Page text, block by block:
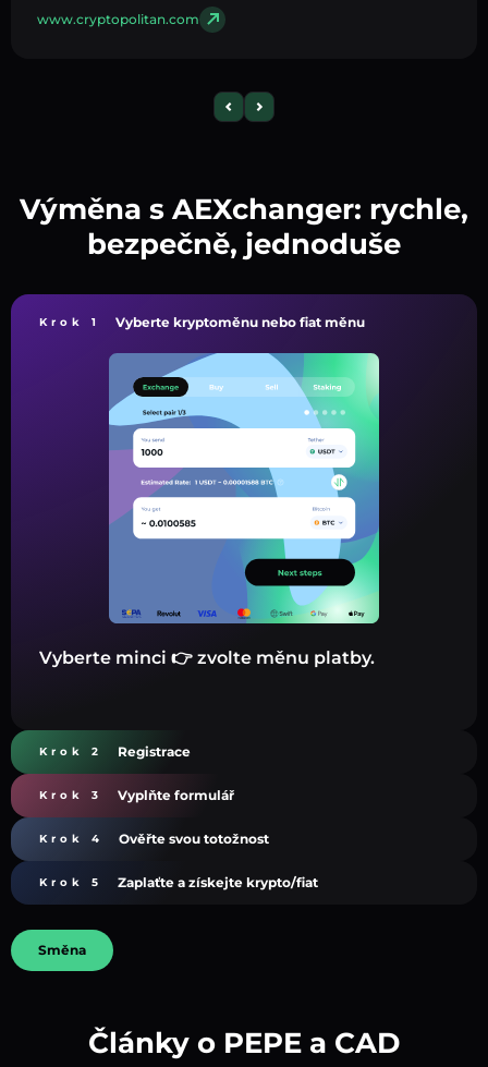
www.cryptopolitan.com
Výměna s AEXchanger: rychle,
bezpečně, jednoduše
Krok 1 Vyberte kryptoměnu nebo fiat měnu
Vyberte minci 👉 zvolte měnu platby.
Krok 2 Registrace
Krok 3 Vyplňte formulář
Krok 4 Ověřte svou totožnost
Krok 5 Zaplaťte a získejte krypto/fiat
Směna
Články o PEPE a CAD